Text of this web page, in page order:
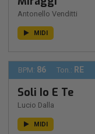
Antonello Venditti
MIDI
BPM: 86 Ton.: RE
Soli Io E Te
Lucio Dalla
MIDI